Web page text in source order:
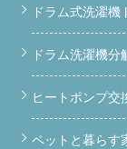
ドラム式洗濯機
ドラム洗濯機
ヒートポンプ交
ペットと暮らす